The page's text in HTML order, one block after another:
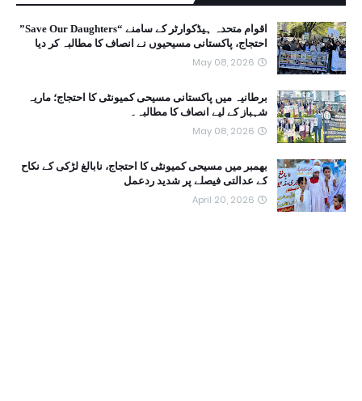
اقوام متحدہ ہیڈکوارٹر کے سامنے “Save Our Daughters”
احتجاج، پاکستانی مسیحیوں نے انصاف کا مطالبہ کر دیا
May 08, 2026
برطانیہ میں پاکستانی مسیحی کمیونٹی کا احتجاج؛ ماریہ
شہباز کے لیے انصاف کا مطالبہ۔
May 08, 2026
بھمبر میں مسیحی کمیونٹی کا احتجاج، نابالغ لڑکی کے نکاح
کے عدالتی فیصلے پر شدید ردعمل
April 20, 2026